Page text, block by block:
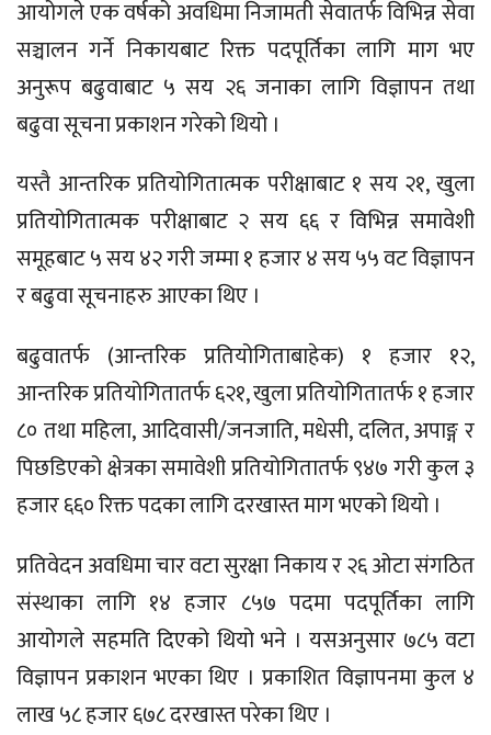
आयोगले एक वर्षको अवधिमा निजामती सेवातर्फ विभिन्न सेवा
सञ्चालन गर्ने निकायबाट रिक्त पदपूर्तिका लागि माग भए
अनुरूप बढुवाबाट ५ सय २६ जनाका लागि विज्ञापन तथा
बढुवा सूचना प्रकाशन गरेको थियो ।
यस्तै आन्तरिक प्रतियोगितात्मक परीक्षाबाट १ सय २१, खुला
प्रतियोगितात्मक परीक्षाबाट २ सय ६६ र विभिन्न समावेशी
समूहबाट ५ सय ४२ गरी जम्मा १ हजार ४ सय ५५ वट विज्ञापन
र बढुवा सूचनाहरु आएका थिए ।
बढुवातर्फ (आन्तरिक प्रतियोगिताबाहेक) १ हजार १२,
आन्तरिक प्रतियोगितातर्फ ६२१, खुला प्रतियोगितातर्फ १ हजार
८० तथा महिला, आदिवासी/जनजाति, मधेसी, दलित, अपाङ्ग र
पिछडिएको क्षेत्रका समावेशी प्रतियोगितातर्फ ९४७ गरी कुल ३
हजार ६६० रिक्त पदका लागि दरखास्त माग भएको थियो ।
प्रतिवेदन अवधिमा चार वटा सुरक्षा निकाय र २६ ओटा संगठित
संस्थाका लागि १४ हजार ८५७ पदमा पदपूर्तिका लागि
आयोगले सहमति दिएको थियो भने । यसअनुसार ७८५ वटा
विज्ञापन प्रकाशन भएका थिए । प्रकाशित विज्ञापनमा कुल ४
लाख ५८ हजार ६७८ दरखास्त परेका थिए ।